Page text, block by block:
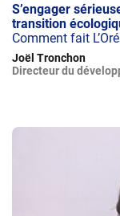
S’engager
transition
Comment fait
Joël Tronchon
Directeur du